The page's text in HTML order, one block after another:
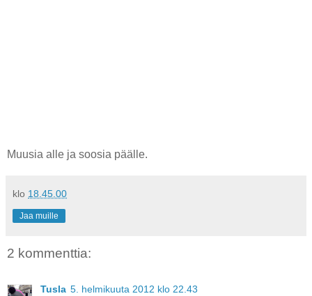
Muusia alle ja soosia päälle.
klo 18.45.00
Jaa muille
2 kommenttia:
Tusla 5. helmikuuta 2012 klo 22.43